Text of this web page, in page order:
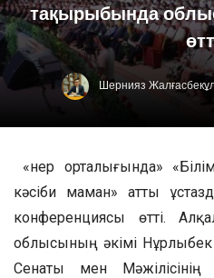
тақырыбында
Шернияз
«Өнер орталығында»
кәсіби маман» атты
конференциясы өтті.
облысының әкімі
Сенаты мен Мәжілісінің